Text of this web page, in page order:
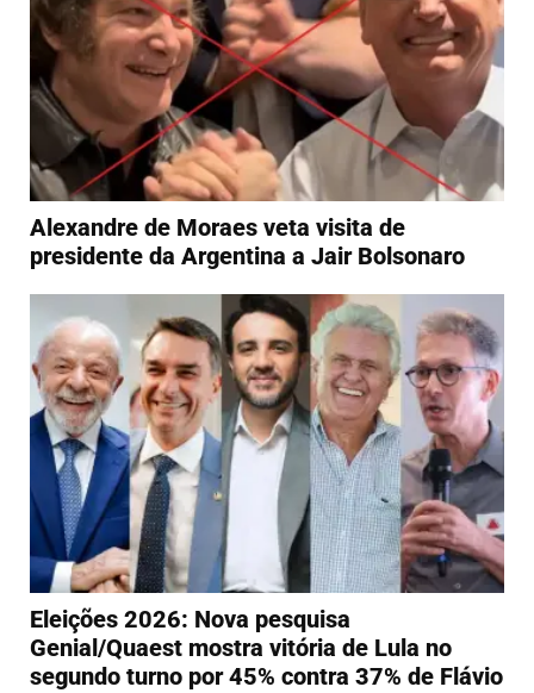
Alexandre de Moraes veta visita de
presidente da Argentina a Jair Bolsonaro
Eleições 2026: Nova pesquisa
Genial/Quaest mostra vitória de Lula no
segundo turno por 45% contra 37% de Flávio